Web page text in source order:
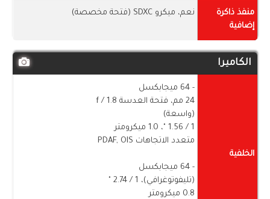
منفذ ذاكرة
إضافية
نعم، ميكرو SDXC (فتحة مخصصة)
الكاميرا
الخلفية
- 64 ميجابكسل
24 مم، فتحة العدسة f / 1.8
(واسعة)
1 / ​​1.56 "، 1.0 ميكرومتر
متعدد الاتجاهات PDAF, OIS
- 64 ميجابكسل
(تليفوتوغرافي)، 1 / ​​2.74 "
0.8 ميكرومتر